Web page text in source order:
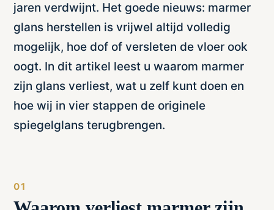
jaren verdwijnt. Het goede nieuws: marmer
glans herstellen is vrijwel altijd volledig
mogelijk, hoe dof of versleten de vloer ook
oogt. In dit artikel leest u waarom marmer
zijn glans verliest, wat u zelf kunt doen en
hoe wij in vier stappen de originele
spiegelglans terugbrengen.